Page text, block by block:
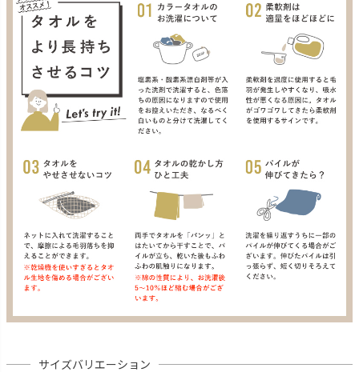
サイズバリエーション